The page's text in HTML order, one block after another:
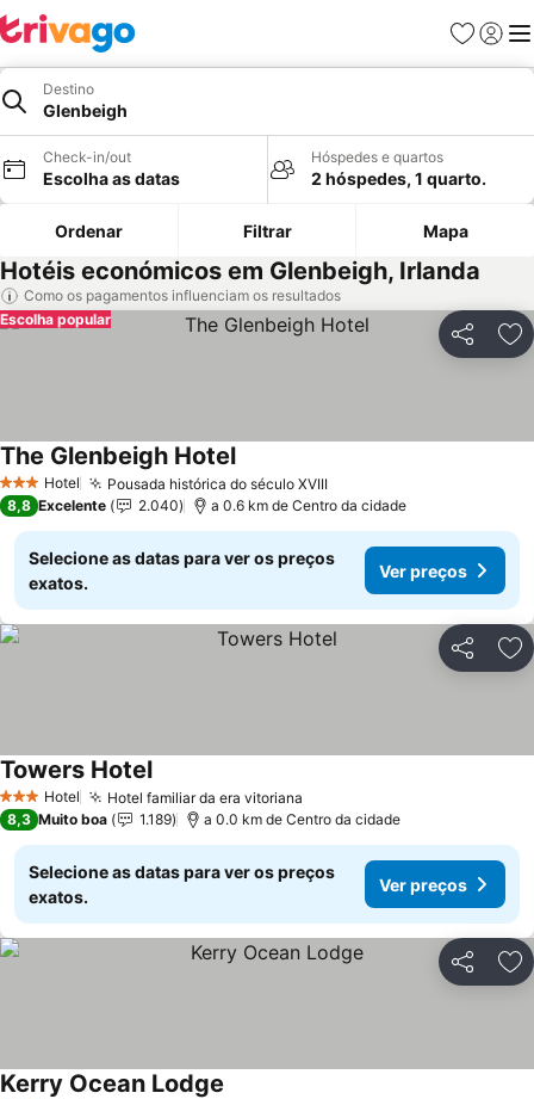
Favoritos
Iniciar
Destino
Glenbeigh
Check-in/out
Escolha as datas
Hóspedes e quartos
2 hóspedes, 1 quarto.
Ordenar Filtrar Mapa
Hotéis económicos em Glenbeigh, Irlanda
Como os pagamentos influenciam os resultados
Partilhar
Escolha popular
3 EstrelasHotel Pousada histórica do século XVIII
The Glenbeigh Hotel
8,8 Excelente 2.040 a 0.6 km de Centro da cidade
Selecione as datas para ver os preços
exatos.
Ver preços
Partilhar
3 EstrelasHotel Hotel familiar da era vitoriana
Towers Hotel
8,3 Muito boa 1.189 a 0.0 km de Centro da cidade
Selecione as datas para ver os preços
exatos.
Ver preços
Partilhar
Kerry Ocean Lodge